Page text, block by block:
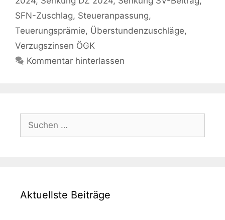
SFN-Zuschlag, Steueranpassung,
Teuerungsprämie, Überstundenzuschläge,
Verzugszinsen ÖGK
Kommentar hinterlassen
Suchen
nach:
Aktuellste Beiträge